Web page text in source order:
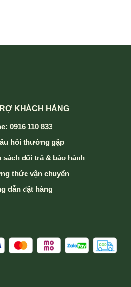
KHÁCH HÀNG
0916 110 833
hỏi thường gặp
sách đổi trả & bảo hành
thức vận chuyển
dẫn đặt hàng